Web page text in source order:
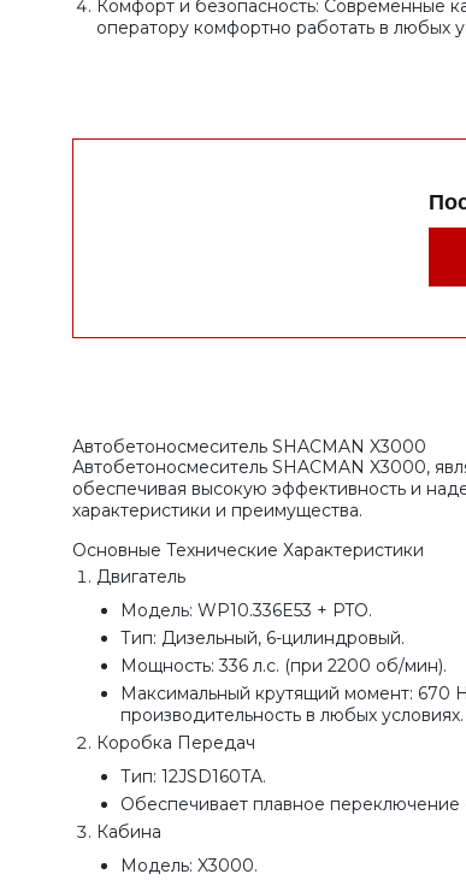
Комфорт и безопасность: Современные
оператору комфортно работать в любых
Автобетоносмеситель SHACMAN X3000
Автобетоносмеситель SHACMAN X3000,
обеспечивая высокую эффективность и
характеристики и преимущества.
Основные Технические Характеристики
Двигатель
Модель: WP10.336E53 + PTO.
Тип: Дизельный, 6-цилиндровый.
Мощность: 336 л.с. (при 2200 об/мин).
Максимальный крутящий момент: 670
производительность в любых условиях.
Коробка Передач
Тип: 12JSD160TA.
Обеспечивает плавное
Кабина
Модель: X3000.